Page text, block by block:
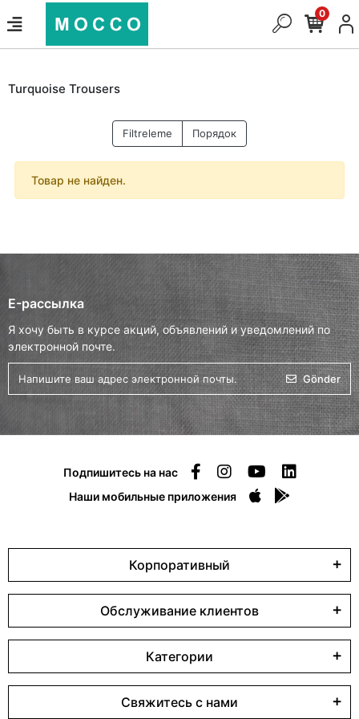
0
Turquoise Trousers
Filtreleme Порядок
Товар не найден.
E-рассылка
Я хочу быть в курсе акций, объявлений и уведомлений по
электронной почте.
Gönder
Подпишитесь на нас
Наши мобильные приложения
Корпоративный
Обслуживание клиентов
Категории
Свяжитесь с нами